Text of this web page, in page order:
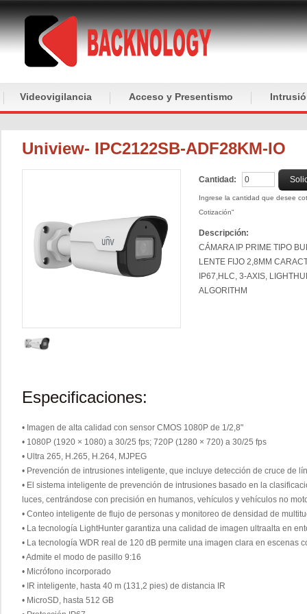
Videovigilancia Acceso y Presentismo
Uniview- IPC2122SB-ADF28KM-IO
Cantidad:
Ingrese la cantidad que desee
Cotización"
Descripción:
CÁMARA IP PRIME TIPO
LENTE FIJO 2,8MM
IP67,HLC, 3-AXIS,
ALGORITHM
Especificaciones:
• Imagen de alta calidad con sensor CMOS 1080P de 1/2,8"
• 1080P (1920 × 1080) a 30/25 fps; 720P (1280 × 720) a 30/25 fps
• Ultra 265, H.265, H.264, MJPEG
• Prevención de intrusiones inteligente, que incluye detección de cruce de
• El sistema inteligente de prevención de intrusiones basado en la
luces, centrándose con precisión en humanos, vehículos y vehículos no
• Conteo inteligente de flujo de personas y monitoreo de densidad de
• La tecnología LightHunter garantiza una calidad de imagen ultraalta en
• La tecnología WDR real de 120 dB permite una imagen clara en escenas
• Admite el modo de pasillo 9:16
• Micrófono incorporado
• IR inteligente, hasta 40 m (131,2 pies) de distancia IR
• MicroSD, hasta 512 GB